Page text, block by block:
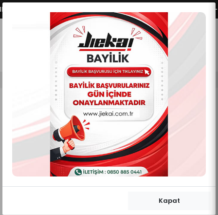
AKTİFLEŞMİŞTİR. VADE FARKSIZ 2 - 3 - 4
Mobil Menü
Mobil Menü
Mobil Menü
Kapat